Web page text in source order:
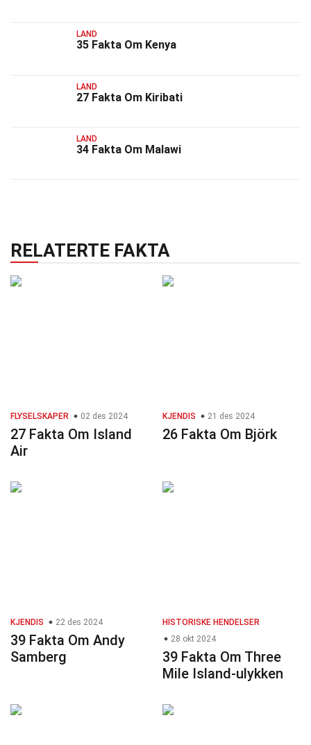
LAND
35 Fakta Om Kenya
LAND
27 Fakta Om Kiribati
LAND
34 Fakta Om Malawi
RELATERTE FAKTA
FLYSELSKAPER 02 des 2024
27 Fakta Om Island
Air
KJENDIS 21 des 2024
26 Fakta Om Björk
KJENDIS 22 des 2024
39 Fakta Om Andy
Samberg
HISTORISKE HENDELSER
28 okt 2024
39 Fakta Om Three
Mile Island-ulykken